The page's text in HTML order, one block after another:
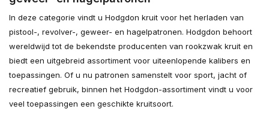
In deze categorie vindt u Hodgdon kruit voor het herladen van
pistool-, revolver-, geweer- en hagelpatronen. Hodgdon behoort
wereldwijd tot de bekendste producenten van rookzwak kruit en
biedt een uitgebreid assortiment voor uiteenlopende kalibers en
toepassingen. Of u nu patronen samenstelt voor sport, jacht of
recreatief gebruik, binnen het Hodgdon-assortiment vindt u voor
veel toepassingen een geschikte kruitsoort.